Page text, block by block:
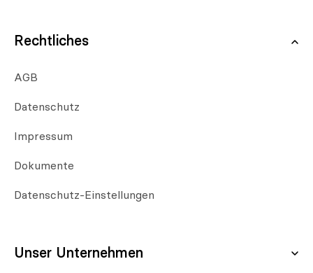
Rechtliches
AGB
Datenschutz
Impressum
Dokumente
Datenschutz-Einstellungen
Unser Unternehmen